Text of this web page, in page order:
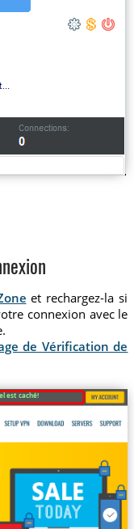
et rechargez-la si
connexion avec le
de Vérification de
est caché!